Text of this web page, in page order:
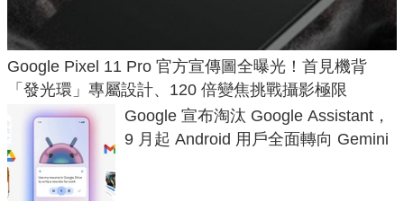
Google Pixel 11 Pro 官方宣傳圖全曝光！首見機背
「發光環」專屬設計、120 倍變焦挑戰攝影極限
Google 宣布淘汰 Google Assistant，
9 月起 Android 用戶全面轉向 Gemini